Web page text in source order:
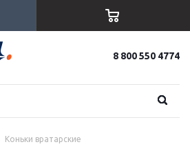
8 800 550 4774
Коньки вратарские